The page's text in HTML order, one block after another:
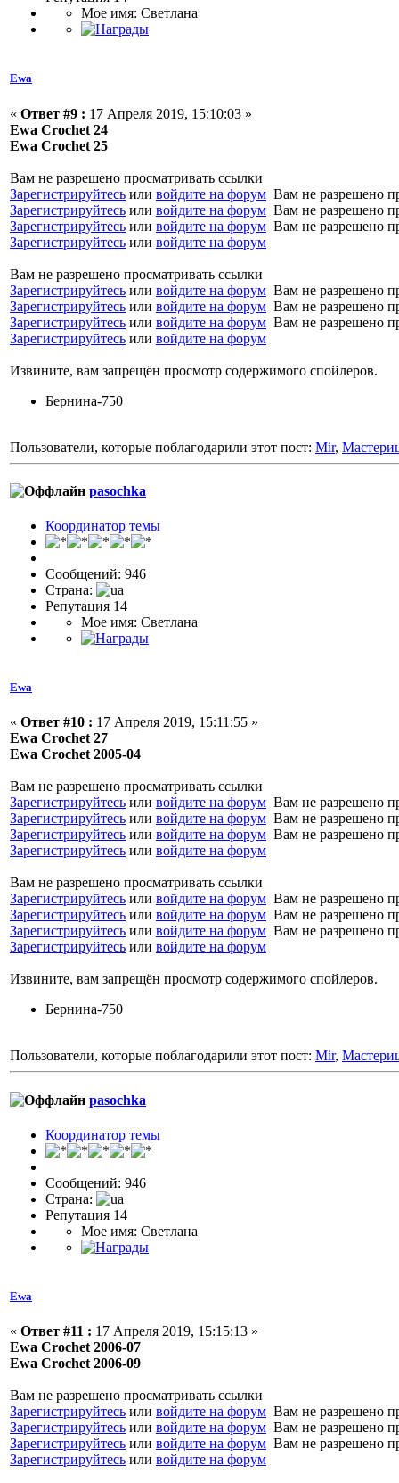
Мое имя: Светлана
Ewa
« Ответ #9 : 17 Апреля 2019, 15:10:03 »
Ewa Crochet 24
Ewa Crochet 25
Вам не разрешено просматривать ссылки
Зарегистрируйтесь или войдите на форум Вам не разрешено
Зарегистрируйтесь или войдите на форум Вам не разрешено
Зарегистрируйтесь или войдите на форум Вам не разрешено
Зарегистрируйтесь или войдите на форум
Вам не разрешено просматривать ссылки
Зарегистрируйтесь или войдите на форум Вам не разрешено
Зарегистрируйтесь или войдите на форум Вам не разрешено
Зарегистрируйтесь или войдите на форум Вам не разрешено
Зарегистрируйтесь или войдите на форум
Извините, вам запрещён просмотр содержимого спойлеров.
Бернина-750
Пользователи, которые поблагодарили этот пост: Mir,
pasochka
Координатор темы
Сообщений: 946
Страна:
Репутация 14
Мое имя: Светлана
Ewa
« Ответ #10 : 17 Апреля 2019, 15:11:55 »
Ewa Crochet 27
Ewa Crochet 2005-04
Вам не разрешено просматривать ссылки
Зарегистрируйтесь или войдите на форум Вам не разрешено
Зарегистрируйтесь или войдите на форум Вам не разрешено
Зарегистрируйтесь или войдите на форум Вам не разрешено
Зарегистрируйтесь или войдите на форум
Вам не разрешено просматривать ссылки
Зарегистрируйтесь или войдите на форум Вам не разрешено
Зарегистрируйтесь или войдите на форум Вам не разрешено
Зарегистрируйтесь или войдите на форум Вам не разрешено
Зарегистрируйтесь или войдите на форум
Извините, вам запрещён просмотр содержимого спойлеров.
Бернина-750
Пользователи, которые поблагодарили этот пост: Mir,
pasochka
Координатор темы
Сообщений: 946
Страна:
Репутация 14
Мое имя: Светлана
Ewa
« Ответ #11 : 17 Апреля 2019, 15:15:13 »
Ewa Crochet 2006-07
Ewa Crochet 2006-09
Вам не разрешено просматривать ссылки
Зарегистрируйтесь или войдите на форум Вам не разрешено
Зарегистрируйтесь или войдите на форум Вам не разрешено
Зарегистрируйтесь или войдите на форум Вам не разрешено
Зарегистрируйтесь или войдите на форум